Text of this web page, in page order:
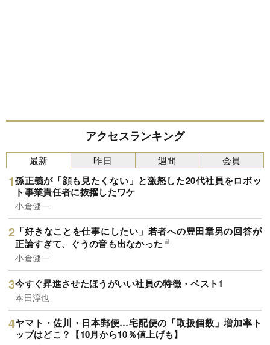
アクセスランキング
最新
孫正義が「顔も見たくない」と激怒した20代社員をロボッ
ト事業責任者に抜擢したワケ
小倉健一
「好きなことを仕事にしたい」若者への豊田章男の回答が
正論すぎて、ぐうの音も出なかった
小倉健一
今すぐ昇進させたほうがいい社員の特徴・ベスト1
本田淳也
ヤマト・佐川・日本郵便…宅配便の「取扱個数」増加率ト
ップはどこ？【10月から10％値上げも】
昨日 週間 会員